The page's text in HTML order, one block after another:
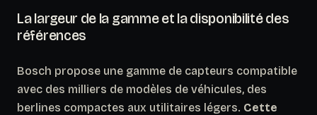
La largeur de la gamme et la disponibilité des
références
Bosch propose une gamme de capteurs compatible
avec des milliers de modèles de véhicules, des
berlines compactes aux utilitaires légers. Cette